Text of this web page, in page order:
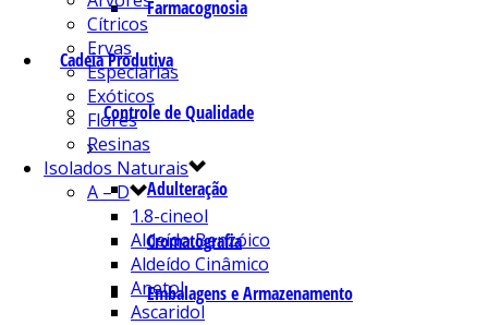
Farmacognosia
Cadeia Produtiva
Controle de Qualidade
Adulteração
Cromatografia
Embalagens e Armazenamento
Cítricos
Ervas
Especiarias
Exóticos
Flores
Resinas
Isolados Naturais
A – D
1.8-cineol
Aldeído Benzóico
Aldeído Cinâmico
Anetol
Ascaridol